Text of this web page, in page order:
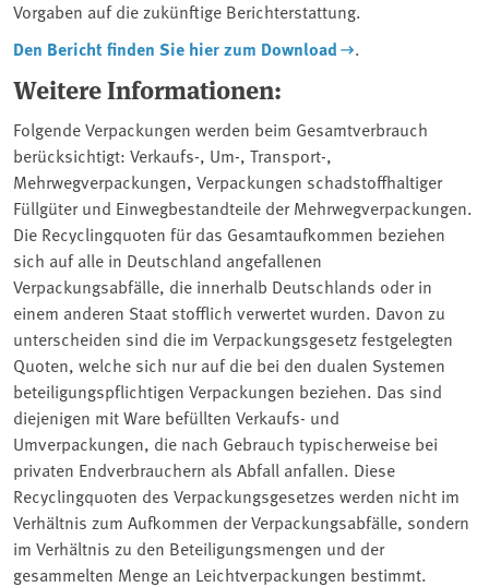
Vorgaben auf die zukünftige Berichterstattung.
Den Bericht finden Sie hier zum Download .
Weitere Informationen:
Folgende Verpackungen werden beim Gesamtverbrauch
berücksichtigt: Verkaufs-, Um-, Transport-,
Mehrwegverpackungen, Verpackungen schadstoffhaltiger
Füllgüter und Einwegbestandteile der Mehrwegverpackungen.
Die Recyclingquoten für das Gesamtaufkommen beziehen
sich auf alle in Deutschland angefallenen
Verpackungsabfälle, die innerhalb Deutschlands oder in
einem anderen Staat stofflich verwertet wurden. Davon zu
unterscheiden sind die im Verpackungsgesetz festgelegten
Quoten, welche sich nur auf die bei den dualen Systemen
beteiligungspflichtigen Verpackungen beziehen. Das sind
diejenigen mit Ware befüllten Verkaufs- und
Umverpackungen, die nach Gebrauch typischerweise bei
privaten Endverbrauchern als Abfall anfallen. Diese
Recyclingquoten des Verpackungsgesetzes werden nicht im
Verhältnis zum Aufkommen der Verpackungsabfälle, sondern
im Verhältnis zu den Beteiligungsmengen und der
gesammelten Menge an Leichtverpackungen bestimmt.